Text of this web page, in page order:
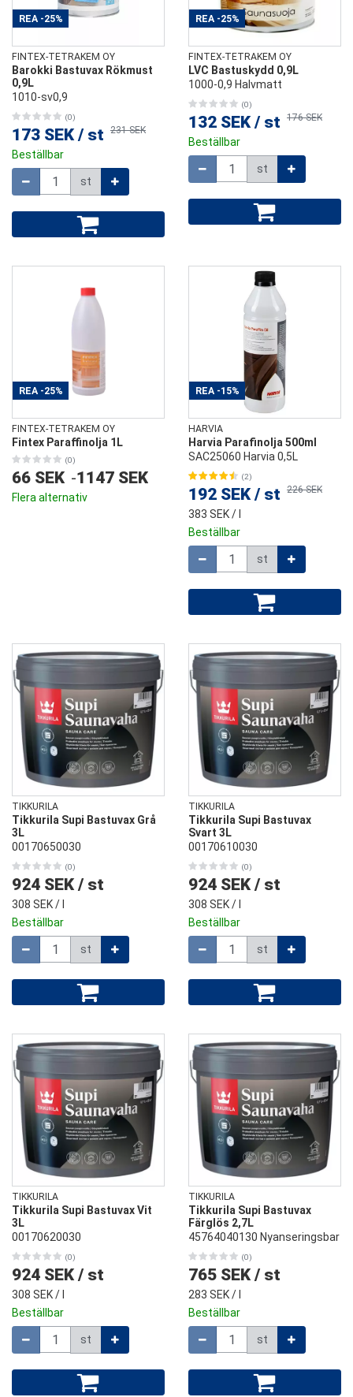
REA -25%
FINTEX-TETRAKEM OY
Barokki Bastuvax Rökmust
0,9L
1010-sv0,9
(0)
173 SEK / st 231 SEK
Beställbar
st
REA -25%
FINTEX-TETRAKEM OY
LVC Bastuskydd 0,9L
1000-0,9 Halvmatt
(0)
132 SEK / st 176 SEK
Beställbar
st
REA -25%
FINTEX-TETRAKEM OY
Fintex Paraffinolja 1L
(0)
66 SEK -1147 SEK
Flera alternativ
REA -15%
HARVIA
Harvia Parafinolja 500ml
SAC25060 Harvia 0,5L
(2)
192 SEK / st 226 SEK
383 SEK/ l
Beställbar
st
TIKKURILA
Tikkurila Supi Bastuvax Grå
3L
00170650030
(0)
924 SEK / st
308 SEK/ l
Beställbar
st
TIKKURILA
Tikkurila Supi Bastuvax
Svart 3L
00170610030
(0)
924 SEK / st
308 SEK/ l
Beställbar
st
TIKKURILA
Tikkurila Supi Bastuvax Vit
3L
00170620030
(0)
924 SEK / st
308 SEK/ l
Beställbar
st
TIKKURILA
Tikkurila Supi Bastuvax
Färglös 2,7L
45764040130 Nyanseringsbar
(0)
765 SEK / st
283 SEK/ l
Beställbar
st